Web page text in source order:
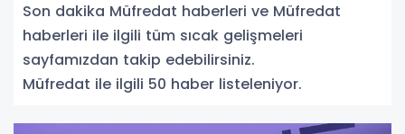
Son dakika Müfredat haberleri ve Müfredat
haberleri ile ilgili tüm sıcak gelişmeleri
sayfamızdan takip edebilirsiniz.
Müfredat ile ilgili 50 haber listeleniyor.